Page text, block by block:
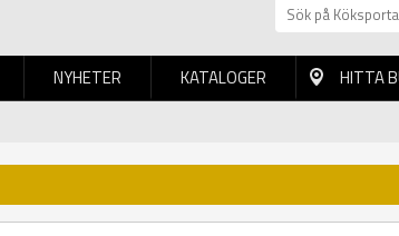
NYHETER KATALOGER HITTA